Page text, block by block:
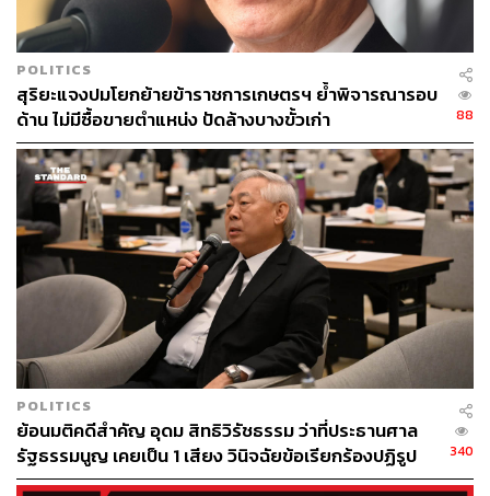
37
ABOUT THE AUTHOR
THE STANDARD TEAM
กองบรรณาธิการ THE STANDARD
POLITICS
สุริยะแจงปมโยกย้ายข้าราชการเกษตรฯ ย้ำพิจารณารอบ
ด้าน ไม่มีซื้อขายตำแหน่ง ปัดล้างบางขั้วเก่า
88
POLITICS
ย้อนมติคดีสำคัญ อุดม สิทธิวิรัชธรรม ว่าที่ประธานศาล
รัฐธรรมนูญ เคยเป็น 1 เสียง วินิจฉัยข้อเรียกร้องปฏิรูป
สถาบันฯ ไม่เข้าข่ายล้มล้าง
340